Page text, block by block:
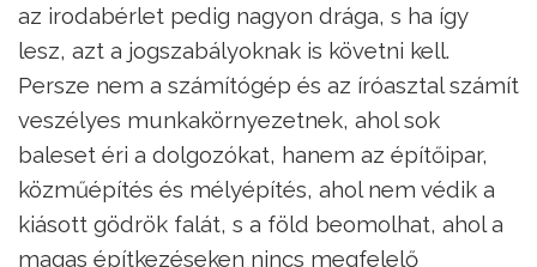
az irodabérlet pedig nagyon drága, s ha így
lesz, azt a jogszabályoknak is követni kell.
Persze nem a számítógép és az íróasztal számít
veszélyes munkakörnyezetnek, ahol sok
baleset éri a dolgozókat, hanem az építőipar,
közműépítés és mélyépítés, ahol nem védik a
kiásott gödrök falát, s a föld beomolhat, ahol a
magas építkezéseken nincs megfelelő